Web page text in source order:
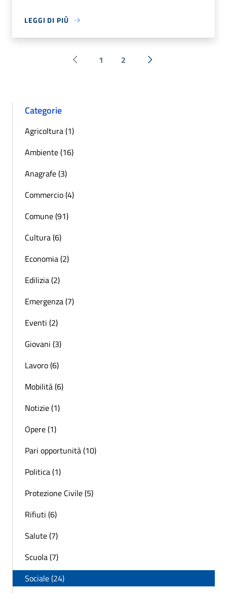
LEGGI DI PIÙ
Pagina precedente
1 2 Successiva »
Categorie
Agricoltura (1)
Ambiente (16)
Anagrafe (3)
Commercio (4)
Comune (91)
Cultura (6)
Economia (2)
Edilizia (2)
Emergenza (7)
Eventi (2)
Giovani (3)
Lavoro (6)
Mobilità (6)
Notizie (1)
Opere (1)
Pari opportunità (10)
Politica (1)
Protezione Civile (5)
Rifiuti (6)
Salute (7)
Scuola (7)
Sociale (24)